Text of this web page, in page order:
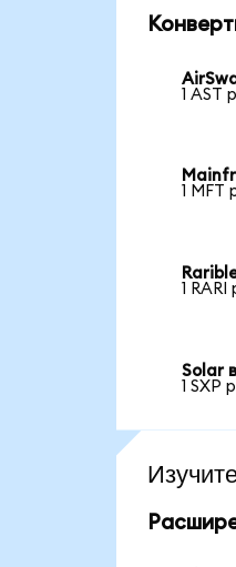
1 AST
1 MFT
1
Solar
1 SXP